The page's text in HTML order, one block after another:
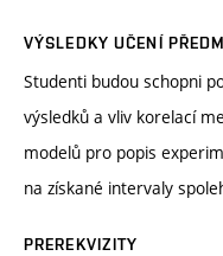
VÝSLEDKY UČENÍ
Studenti budou schopni
výsledků a vliv korelací
modelů pro popis
na získané intervaly
PREREKVIZITY